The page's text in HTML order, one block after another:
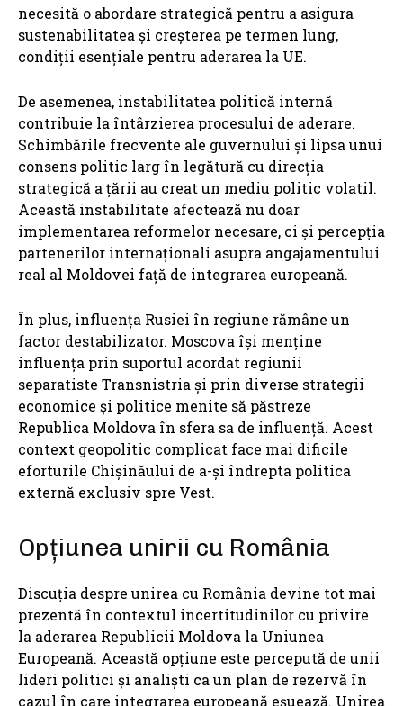
necesită o abordare strategică pentru a asigura
sustenabilitatea și creșterea pe termen lung,
condiții esențiale pentru aderarea la UE.
De asemenea, instabilitatea politică internă
contribuie la întârzierea procesului de aderare.
Schimbările frecvente ale guvernului și lipsa unui
consens politic larg în legătură cu direcția
strategică a țării au creat un mediu politic volatil.
Această instabilitate afectează nu doar
implementarea reformelor necesare, ci și percepția
partenerilor internaționali asupra angajamentului
real al Moldovei față de integrarea europeană.
În plus, influența Rusiei în regiune rămâne un
factor destabilizator. Moscova își menține
influența prin suportul acordat regiunii
separatiste Transnistria și prin diverse strategii
economice și politice menite să păstreze
Republica Moldova în sfera sa de influență. Acest
context geopolitic complicat face mai dificile
eforturile Chișinăului de a-și îndrepta politica
externă exclusiv spre Vest.
Opțiunea unirii cu România
Discuția despre unirea cu România devine tot mai
prezentă în contextul incertitudinilor cu privire
la aderarea Republicii Moldova la Uniunea
Europeană. Această opțiune este percepută de unii
lideri politici și analiști ca un plan de rezervă în
cazul în care integrarea europeană eșuează. Unirea